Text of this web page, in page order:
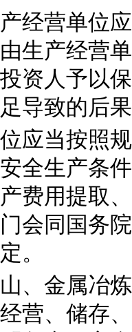
经营单位
生产经营
资人予以
导致的后
应当按照
全生产条
费用提取
会同国务
。
、金属冶
营、储存